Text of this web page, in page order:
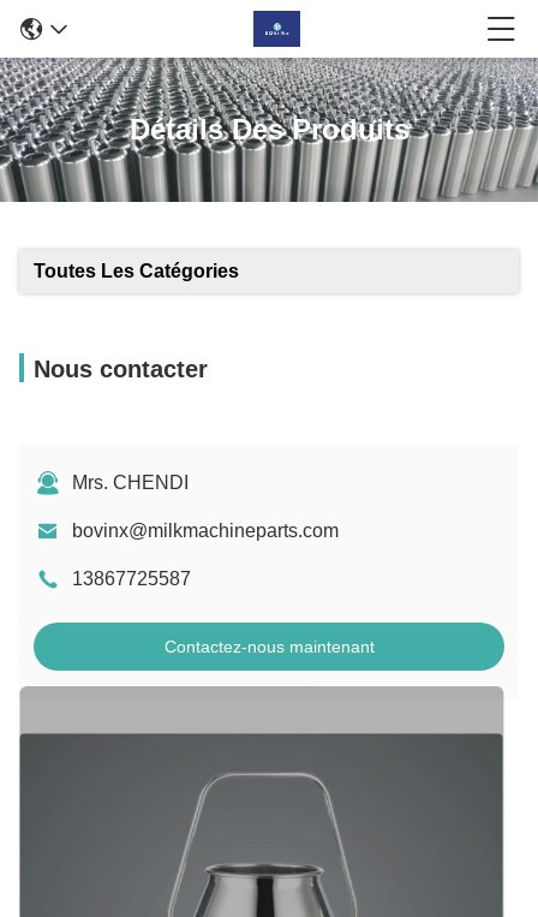
Détails Des Produits
Toutes Les Catégories
Nous contacter
Mrs. CHENDI
bovinx@milkmachineparts.com
13867725587
Contactez-nous maintenant